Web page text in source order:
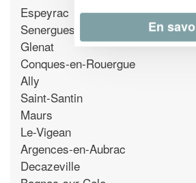
Espeyrac
Senergues
Glenat
Conques-en-Rouergue
Ally
Saint-Santin
Maurs
Le-Vigean
Argences-en-Aubrac
Decazeville
En